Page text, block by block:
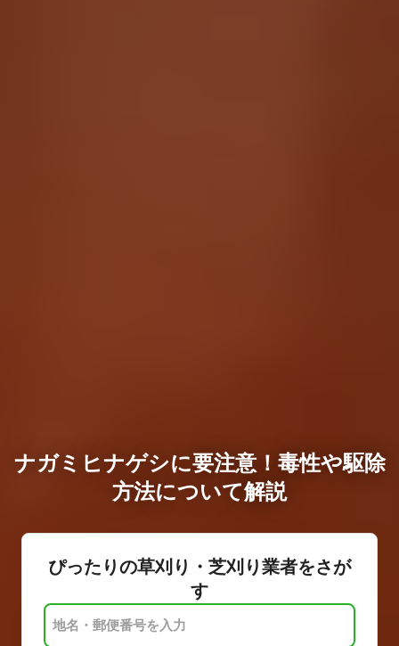
ナガミヒナゲシに要注意！毒性や駆除
方法について解説
ぴったりの草刈り・芝刈り業者をさが
す